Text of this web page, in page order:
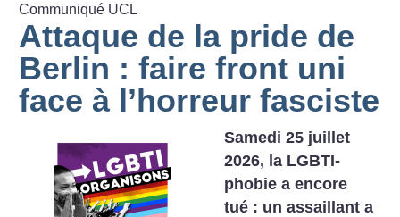
Communiqué UCL
Attaque de la pride de
Berlin : faire front uni
face à l’horreur fasciste
Samedi 25 juillet
2026, la LGBTI-
phobie a encore
tué : un assaillant a